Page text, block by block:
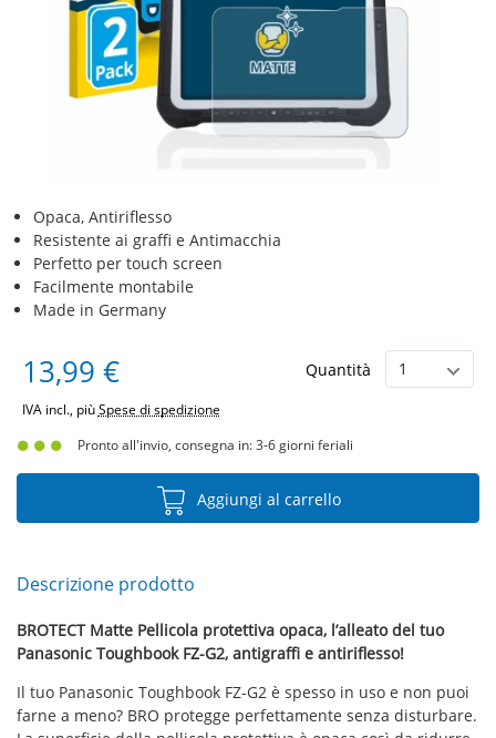
Opaca, Antiriflesso
Resistente ai graffi e Antimacchia
Perfetto per touch screen
Facilmente montabile
Made in Germany
13,99 € Quantità
IVA incl., piùSpese di spedizione
Pronto all'invio, consegna in: 3-6 giorni feriali
Aggiungi al carrello
Descrizione prodotto
BROTECT Matte Pellicola protettiva opaca, l’alleato del tuo
Panasonic Toughbook FZ-G2, antigraffi e antiriflesso!
Il tuo Panasonic Toughbook FZ-G2 è spesso in uso e non puoi
farne a meno? BRO protegge perfettamente senza disturbare.